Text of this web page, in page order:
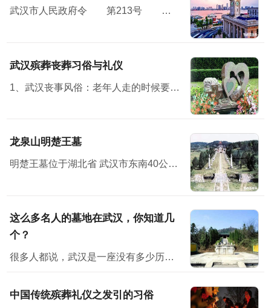
武汉市人民政府令 第213号 《武汉市殡葬管理办法》已经2010年11月15日市人民政府第119次常务会议通过，现予公布，自2011年1月7日起施行。<...
武汉殡葬丧葬习俗与礼仪
1、武汉丧事风俗：老年人走的时候要有子女在旁，才方便说下最后遗嘱之类的话。 2、布置灵堂，灵堂设在堂屋中，灵堂前壁上布置个“奠”字，“奠”字下面是供桌，供桌上面放鱼、肉、馒头水...
龙泉山明楚王墓
明楚王墓位于湖北省 武汉市东南40公里处
这么多名人的墓地在武汉，你知道几
个？
很多人都说，武汉是一座没有多少历史感的城市。但其实不然，它有它的韵味。也许，你在武汉没有见过多少历史古迹、文物等，但其实它就隐藏在你身边，只是你没有发现而已。不说别的，位于武汉的古墓地就有多座...
中国传统殡葬礼仪之发引的习俗